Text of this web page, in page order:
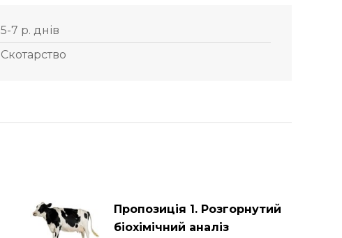
5-7 р. днів
Скотарство
Пропозиція 1. Розгорнутий
біохімічний аналіз